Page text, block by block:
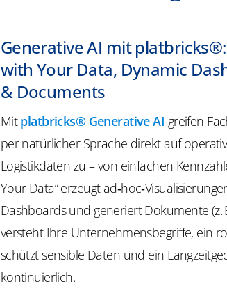
Generative AI mit
with Your Data, Dynamic
& Documents
Mitplatbricks® Generative AI greifen
per natürlicher Sprache direkt auf
Logistikdaten zu – von einfachen
YourData“ erzeugt
Dashboards und generiert Dokumente (z.
versteht Ihre Unternehmensbegriffe, ein
schützt sensible Daten und ein
kontinuierlich.